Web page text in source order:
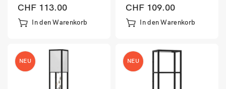
natur schwarz
CHF 113.00
In den Warenkorb
Ziehkettenschalter
schwarz weiss
CHF 109.00
In den Warenkorb
NEU NEU